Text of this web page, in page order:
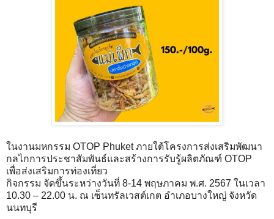
ในงานมหกรรม OTOP Phuket ภายใต้โครงการส่งเสริมพัฒนา
กลไกการประชาสัมพันธ์และสร้างการรับรู้ผลิตภัณฑ์ OTOP
เพื่อส่งเสริมการท่องเที่ยว
กิจกรรม จัดขึ้นระหว่างวันที่ 8-14 พฤษภาคม พ.ศ. 2567 ในเวลา
10.30 – 22.00 น. ณ เซ็นทรัลเวสต์เกต อำเภอบางใหญ่ จังหวัด
นนทบุรี